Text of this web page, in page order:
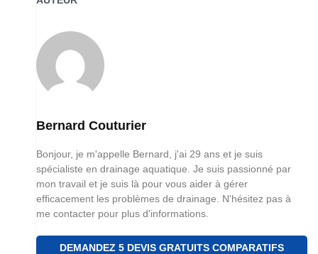
Bernard Couturier
Bonjour, je m'appelle Bernard, j'ai 29 ans et je suis
spécialiste en drainage aquatique. Je suis passionné par
mon travail et je suis là pour vous aider à gérer
efficacement les problèmes de drainage. N'hésitez pas à
me contacter pour plus d'informations.
DEMANDEZ 5 DEVIS GRATUITS COMPARATIFS